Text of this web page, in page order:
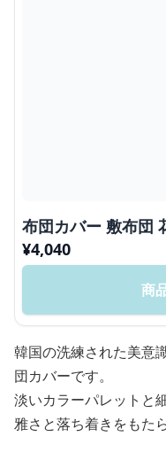
布団カバー 敷布団
¥4,040
商
韓国の洗練された美意
団カバーです。
淡いカラーパレットと
雅さと落ち着きをもた